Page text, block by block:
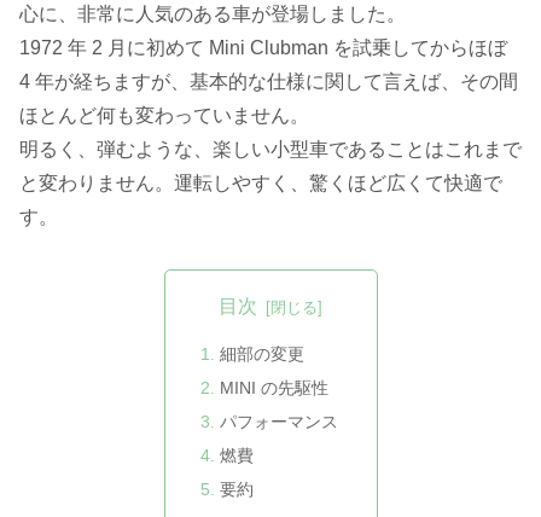
心に、非常に人気のある車が登場しました。
1972 年 2 月に初めて Mini Clubman を試乗してからほぼ
4 年が経ちますが、基本的な仕様に関して言えば、その間
ほとんど何も変わっていません。
明るく、弾むような、楽しい小型車であることはこれまで
と変わりません。運転しやすく、驚くほど広くて快適で
す。
目次
細部の変更
MINI の先駆性
パフォーマンス
燃費
要約